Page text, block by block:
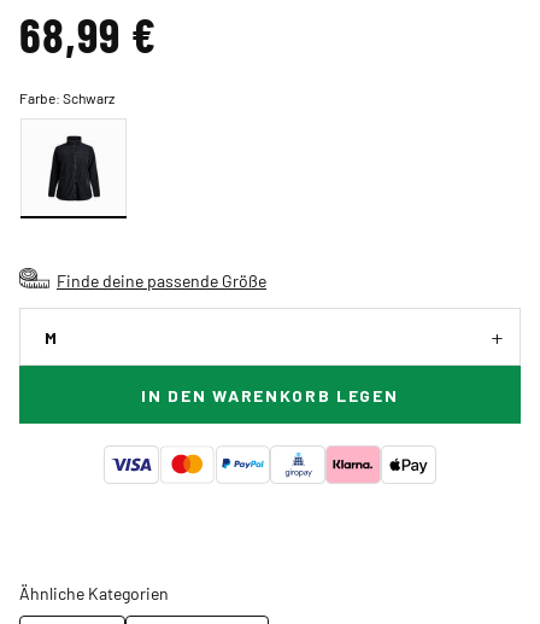
68,99 €
Farbe:Schwarz
Finde deine passende Größe
M
IN DEN WARENKORB LEGEN
Ähnliche Kategorien